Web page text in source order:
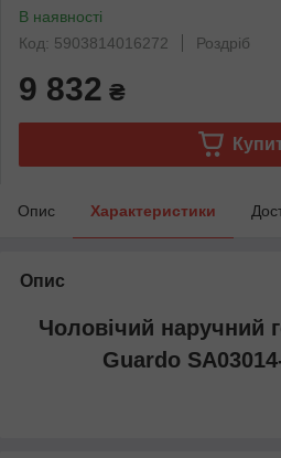
В наявності
Код: 5903814016272
Роздріб
9 832 ₴
Опис Характеристики
Опис
Чоловічий наручний
Guardo